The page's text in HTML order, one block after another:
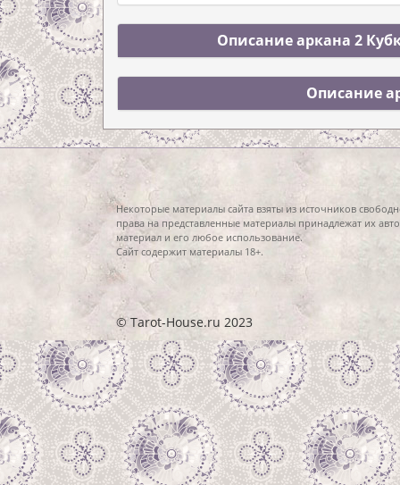
Описание аркана 2
Описание
Некоторые материалы сайта взяты из источников
права на представленные материалы принадлежат их
материал и его любое использование.
Сайт содержит материалы 18+.
© Tarot-House.ru 2023